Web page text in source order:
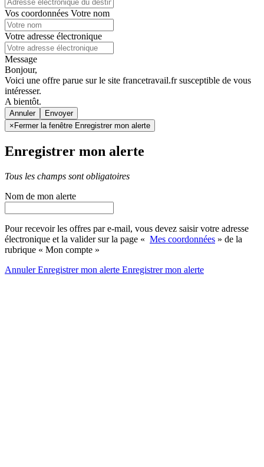
Vos coordonnées Votre nom
Votre adresse électronique
Message
Bonjour,
Voici une offre parue sur le site francetravail.fr susceptible de vous
intéresser.
A bientôt.
Annuler
× Fermer la fenêtre Enregistrer mon alerte
Enregistrer mon alerte
Tous les champs sont obligatoires
Nom de mon alerte
Pour recevoir les offres par e-mail, vous devez saisir votre adresse
électronique et la valider sur la page « Mes coordonnées » de la
rubrique « Mon compte »
AnnulerEnregistrer mon alerte Enregistrermon alerte